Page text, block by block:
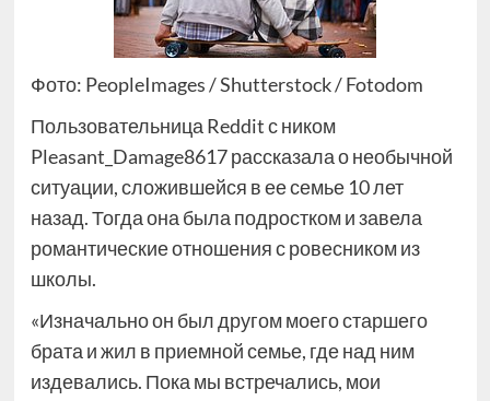
Фото: PeopleImages / Shutterstock / Fotodom
Пользовательница Reddit с ником
Pleasant_Damage8617 рассказала о необычной
ситуации, сложившейся в ее семье 10 лет
назад. Тогда она была подростком и завела
романтические отношения с ровесником из
школы.
«Изначально он был другом моего старшего
брата и жил в приемной семье, где над ним
издевались. Пока мы встречались, мои